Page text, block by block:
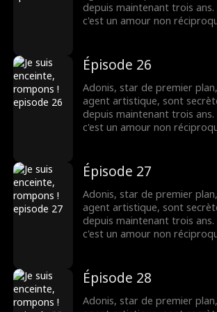
une réalisatrice qui se fait
monde du cinéma. Cette
depuis maintenant trois ans.
c'est un amour non
sens unique. Ce n'est
moment-là, qu'Adonis
elle lui est chère. Des
chemins se recroisent.
une réalisatrice qui se fait
monde du cinéma. Cette
Épisode 26
Adonis, star de premier
agent artistique, sont
depuis maintenant trois ans.
c'est un amour non
sens unique. Ce n'est
moment-là, qu'Adonis
elle lui est chère. Des
chemins se recroisent.
une réalisatrice qui se fait
monde du cinéma. Cette
Épisode 27
Adonis, star de premier
agent artistique, sont
depuis maintenant trois ans.
c'est un amour non
sens unique. Ce n'est
moment-là, qu'Adonis
elle lui est chère. Des
Épisode 28
Adonis, star de premier